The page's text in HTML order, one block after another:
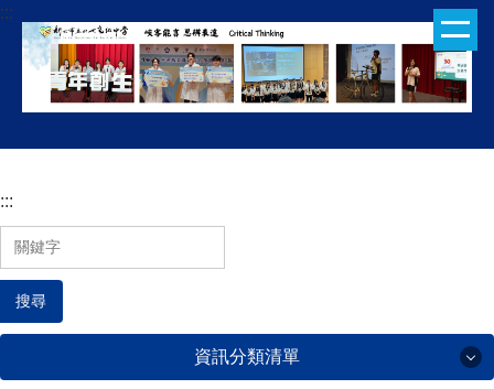
跳
到
容
:::
:::
搜尋
資訊分類清單